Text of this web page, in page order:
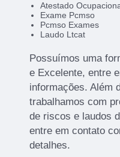
Atestado
Exame Pcmso
Pcmso Exames
Laudo Ltcat
Possuímos uma
e Excelente, entre
informações. Além
trabalhamos com
de riscos e laudos
entre em contato
detalhes.